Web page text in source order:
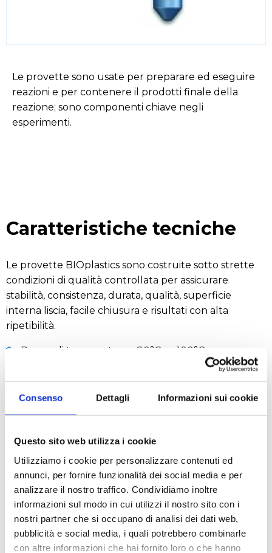
Consenso Dettagli Informazioni sui cookie
Questo sito web utilizza i cookie
Utilizziamo i cookie per personalizzare contenuti ed
annunci, per fornire funzionalità dei social media e per
analizzare il nostro traffico. Condividiamo inoltre
informazioni sul modo in cui utilizzi il nostro sito con i
nostri partner che si occupano di analisi dei dati web,
pubblicità e social media, i quali potrebbero combinarle
con altre informazioni che hai fornito loro o che hanno
Le provette sono usate per preparare ed eseguire
reazioni e per contenere il prodotti finale della
reazione; sono componenti chiave negli
esperimenti.
Caratteristiche tecniche
Le provette BIOplastics sono costruite sotto strette
condizioni di qualità controllata per assicurare
stabilità, consistenza, durata, qualità, superficie
interna liscia, facile chiusura e risultati con alta
ripetibilità.
Range di temperatura: -80°C ÷ +100°C
PROVETTE PER MICROCENTRIFUGA 2,0 ml -
provette con tappo piatto ottico e aderente
area scrivibile sul tappo e sul lato della provetta
materiale tip M (lega di Polipropilene, ottimizzato
per applicazioni da laboratorio)
graduazioni: 0.1, 0.5, 1.0 e 1.5 ml